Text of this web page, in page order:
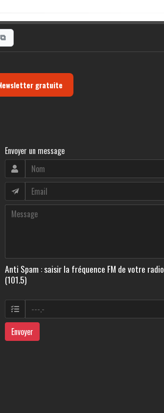
⧉
gratuite
Envoyer un message
Anti Spam : saisir la fréquence FM de votre radio
(101.5)
Envoyer